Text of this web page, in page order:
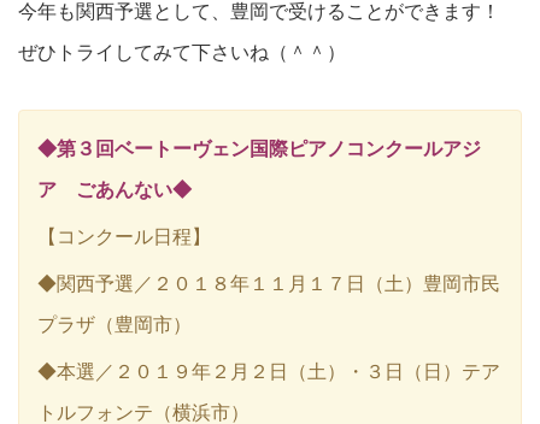
今年も関西予選として、豊岡で受けることができます！
ぜひトライしてみて下さいね（＾＾）
◆第３回ベートーヴェン国際ピアノコンクールアジ
ア ごあんない◆
【コンクール日程】
◆関西予選／２０１８年１１月１７日（土）豊岡市民
プラザ（豊岡市）
◆本選／２０１９年２月２日（土）・３日（日）テア
トルフォンテ（横浜市）